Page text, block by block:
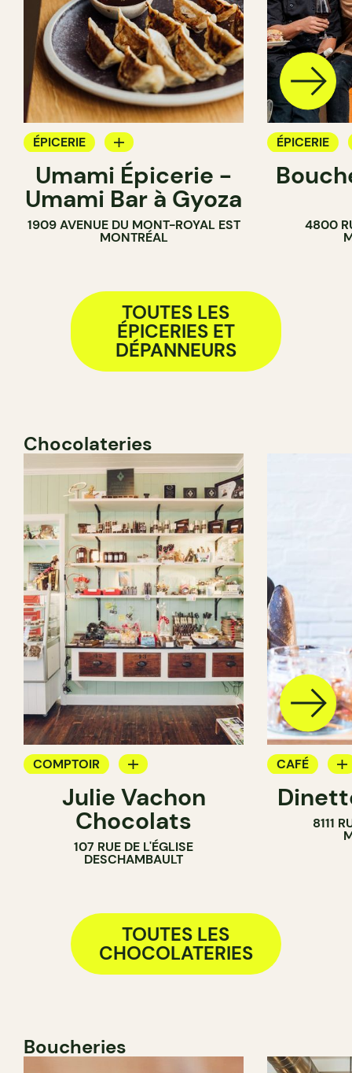
ÉPICERIE
COMPTOIR
Umami Épicerie -
Umami Bar à Gyoza
1909 AVENUE DU MONT-ROYAL EST
MONTRÉAL
ÉPICERIE
COMPTOIR
4800
TOUTES LES
ÉPICERIES ET
DÉPANNEURS
Chocolateries
COMPTOIR
CHOCOLATERIE
Julie Vachon
Chocolats
107 RUE DE L'ÉGLISE
DESCHAMBAULT
CAFÉ
ÉPICERIE
CRÈMERIE
8111
TOUTES LES
CHOCOLATERIES
Boucheries